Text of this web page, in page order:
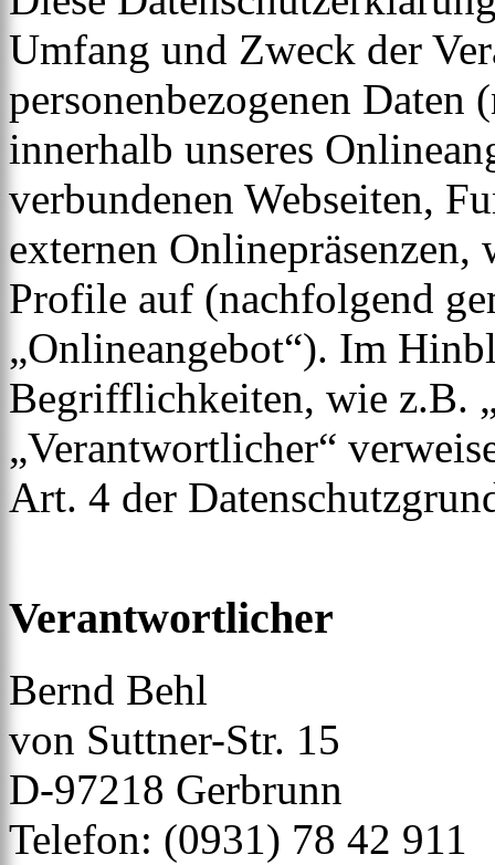
Umfang und Zweck der
personenbezogenen Daten
innerhalb unseres
verbundenen Webseiten,
externen
Profile auf (nachfolgend
„Onlineangebot“). Im
Begrifflichkeiten, wie z.B.
„Verantwortlicher“
Art. 4 der
Verantwortlicher
Bernd Behl
von Suttner-Str. 15
D-97218 Gerbrunn
Telefon: (0931) 78 42 911